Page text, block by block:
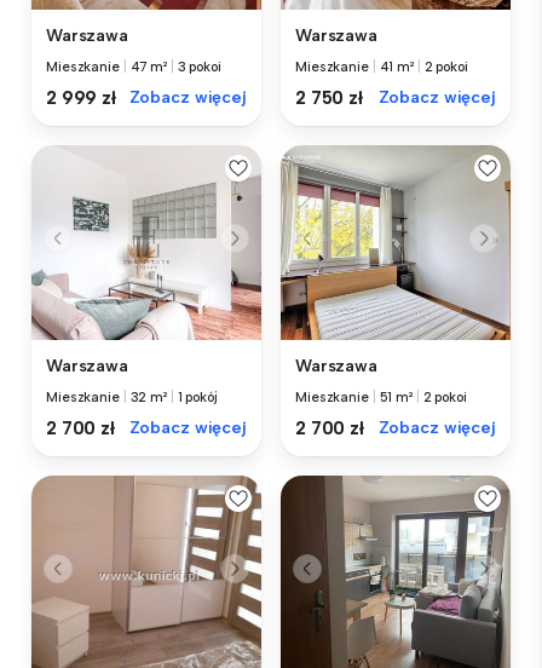
Warszawa
Mieszkanie 47 m² 3 pokoi
2 999 zł Zobacz więcej
Warszawa
Mieszkanie 41 m² 2 pokoi
2 750 zł Zobacz więcej
Warszawa
Mieszkanie 32 m² 1 pokój
2 700 zł Zobacz więcej
Warszawa
Mieszkanie 51 m² 2 pokoi
2 700 zł Zobacz więcej